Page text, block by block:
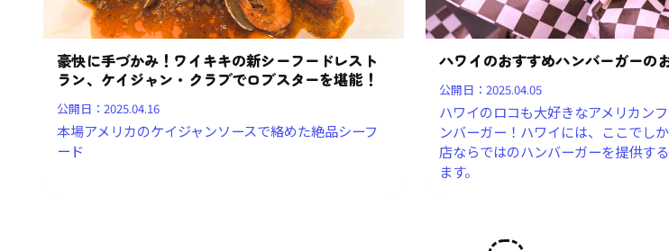
豪快に手づかみ！ワイキキの新シーフードレスト
ラン、ケイジャン・クラブでロブスターを堪能！
公開日：2025.04.16
本場アメリカのケイジャンソースで絡めた絶品シーフ
ード
ハワイのおすすめハンバーガーの
公開日：2025.04.05
ハワイのロコも大好きなアメリカン
ンバーガー！ハワイには、ここでし
店ならではのハンバーガーを提供す
ます。